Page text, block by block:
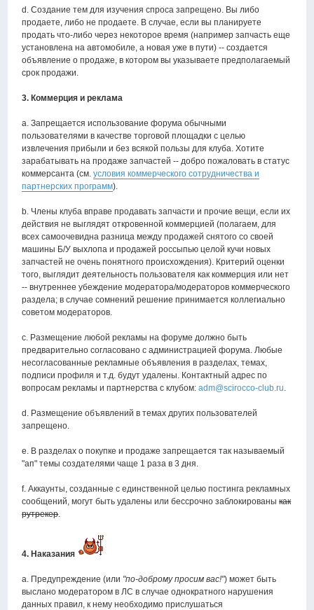
d. Создание тем для изучения спроса запрещено. Вы либо
продаете, либо не продаете. В случае, если вы планируете
продать что-либо через некоторое время (например запчасть еще
установлена на автомобиле, а новая уже в пути) -- создается
объявление о продаже, в котором вы указываете предполагаемый
срок продажи.
3. Коммерция и реклама
a. Запрещается использование форума обычными
пользователями в качестве торговой площадки с целью
извлечения прибыли и без всякой пользы для клуба. Хотите
зарабатывать на продаже запчастей -- добро пожаловать в статус
коммерсанта (см.условия коммерческого сотрудничества и
партнерских программ).
b. Члены клуба вправе продавать запчасти и прочие вещи, если их
действия не выглядят откровенной коммерцией (полагаем, для
всех самоочевидна разница между продажей снятого со своей
машины Б/У выхлопа и продажей россыпью целой кучи новых
запчастей не очень понятного происхождения). Критерий оценки
того, выглядит деятельность пользователя как коммерция или нет
-- внутреннее убеждение модератора/модераторов коммерческого
раздела; в случае сомнений решение принимается коллегиально
советом модераторов.
c. Размещение любой рекламы на форуме должно быть
предварительно согласовано с администрацией форума. Любые
несогласованные рекламные объявления в разделах, темах,
подписи профиля и т.д. будут удалены. Контактный адрес по
вопросам рекламы и партнерства с клубом:adm@scirocco-club.ru.
d. Размещение объявлений в темах других пользователей
запрещено.
e. В разделах о покупке и продаже запрещается так называемый
"ап" темы создателями чаще 1 раза в 3 дня.
f. Аккаунты, созданные с единственной целью постинга рекламных
сообщений, могут быть удалены или бессрочно заблокированыкак
рутрекер.
4. Наказания
а. Предупреждение (или "по-доброму просим вас!") может быть
выслано модератором в ЛС в случае однократного нарушения
данных правил, к нему необходимо прислушаться